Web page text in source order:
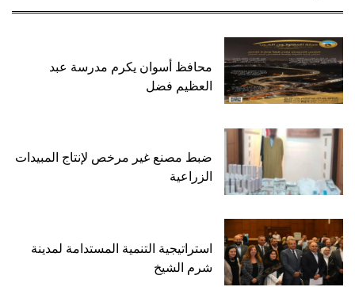
محافظ أسوان يكرم مدرسة عبد
العظيم فضل
ضبط مصنع غير مرخص لإنتاج المبيدات
الزراعية
استراتيجية التنمية المستدامة لمدينة
شرم الشيخ